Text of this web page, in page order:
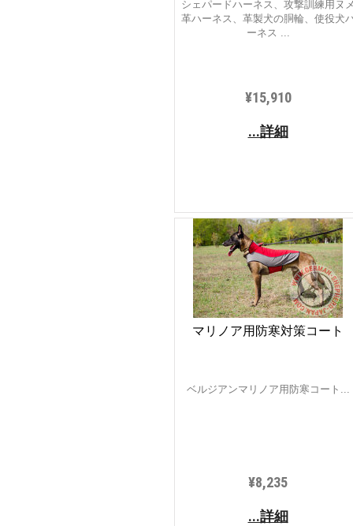
シェパードハーネス、攻撃訓練用ヌ
革ハーネス、革製犬の胴輪、使役犬
ーネス ...
¥15,910
...詳細
マリノア用防寒対策コート
ベルジアンマリノア用防寒コート...
¥8,235
...詳細